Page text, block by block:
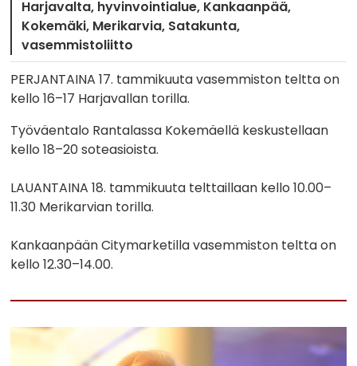
Harjavalta hyvinvointialue Kankaanpää
Kokemäki Merikarvia Satakunta
vasemmistoliitto
PERJANTAINA 17. tammikuuta vasemmiston teltta on
kello 16–17 Harjavallan torilla.
Työväentalo Rantalassa Kokemäellä keskustellaan
kello 18–20 soteasioista.
LAUANTAINA 18. tammikuuta telttaillaan kello 10.00–
11.30 Merikarvian torilla.
Kankaanpään Citymarketilla vasemmiston teltta on
kello 12.30–14.00.